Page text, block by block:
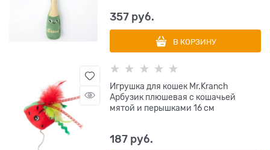
357 руб.
В КОРЗИНУ
Игрушка для кошек Mr.Kranch
Арбузик плюшевая с кошачьей
мятой и перышками 16 см
187 руб.